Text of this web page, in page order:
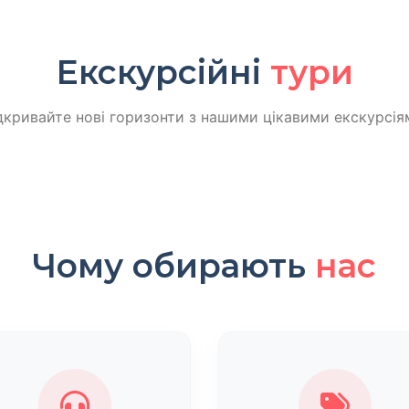
Екскурсійні тури
нові горизонти з нашими цікавими
Чому обирають нас